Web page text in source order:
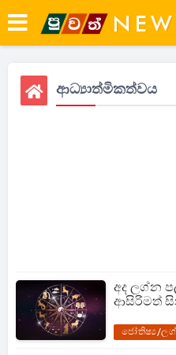
ආධ්‍යාත්මිකත්වය
අද ලග්න
ආසිරිමත්
ජෝතිෂ්‍ය/